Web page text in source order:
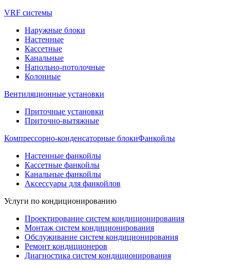
VRF системы
Наружные блоки
Настенные
Кассетные
Канальные
Напольно-потолочные
Колонные
Вентиляционные установки
Приточные установки
Приточно-вытяжные
Компрессорно-конденсаторные блокиФанкойлы
Настенные фанкойлы
Кассетные фанкойлы
Канальные фанкойлы
Аксессуары для фанкойлов
Услуги по кондиционированию
Проектирование систем кондиционирования
Монтаж систем кондиционирования
Обслуживание систем кондиционирования
Ремонт кондиционеров
Диагностика систем кондиционирования